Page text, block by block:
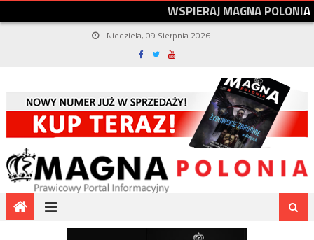
WSPIERAJMAGNAPOLONIA
Niedziela, 09 Sierpnia 2026